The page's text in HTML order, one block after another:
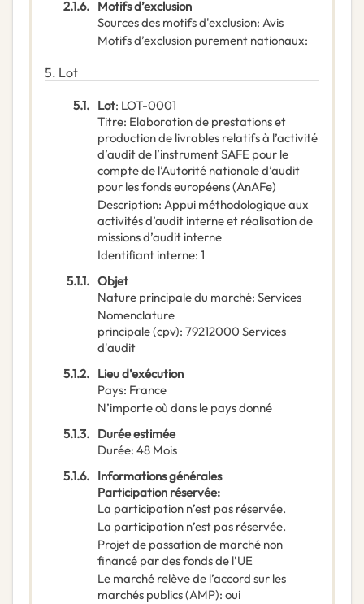
2.1.6. Motifs d’exclusion
Sources des motifs d'exclusion: Avis
Motifs d’exclusion purement nationaux:
5. Lot
5.1. Lot: LOT-0001
Titre: Elaboration de prestations et
production de livrables relatifs à l’activité
d’audit de l’instrument SAFE pour le
compte de l’Autorité nationale d’audit
pour les fonds européens (AnAFe)
Description: Appui méthodologique aux
activités d’audit interne et réalisation de
missions d’audit interne
Identifiant interne: 1
5.1.1. Objet
Nature principale du marché: Services
Nomenclature
principale(cpv): 79212000 Services
d'audit
5.1.2. Lieu d’exécution
Pays: France
N’importe où dans le pays donné
5.1.3. Durée estimée
Durée: 48 Mois
5.1.6. Informations générales
Participation réservée:
La participation n’est pas réservée.
La participation n’est pas réservée.
Projet de passation de marché non
financé par des fonds de l’UE
Le marché relève de l’accord sur les
marchés publics (AMP): oui